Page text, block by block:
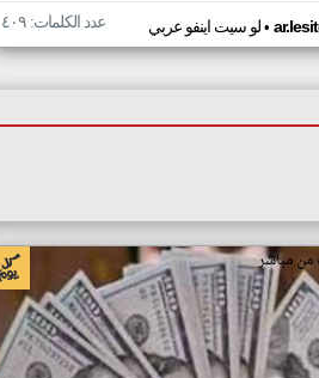
لو سيت اينفو عربي• عدد الكلمات: ٤٠٩
من مباشر